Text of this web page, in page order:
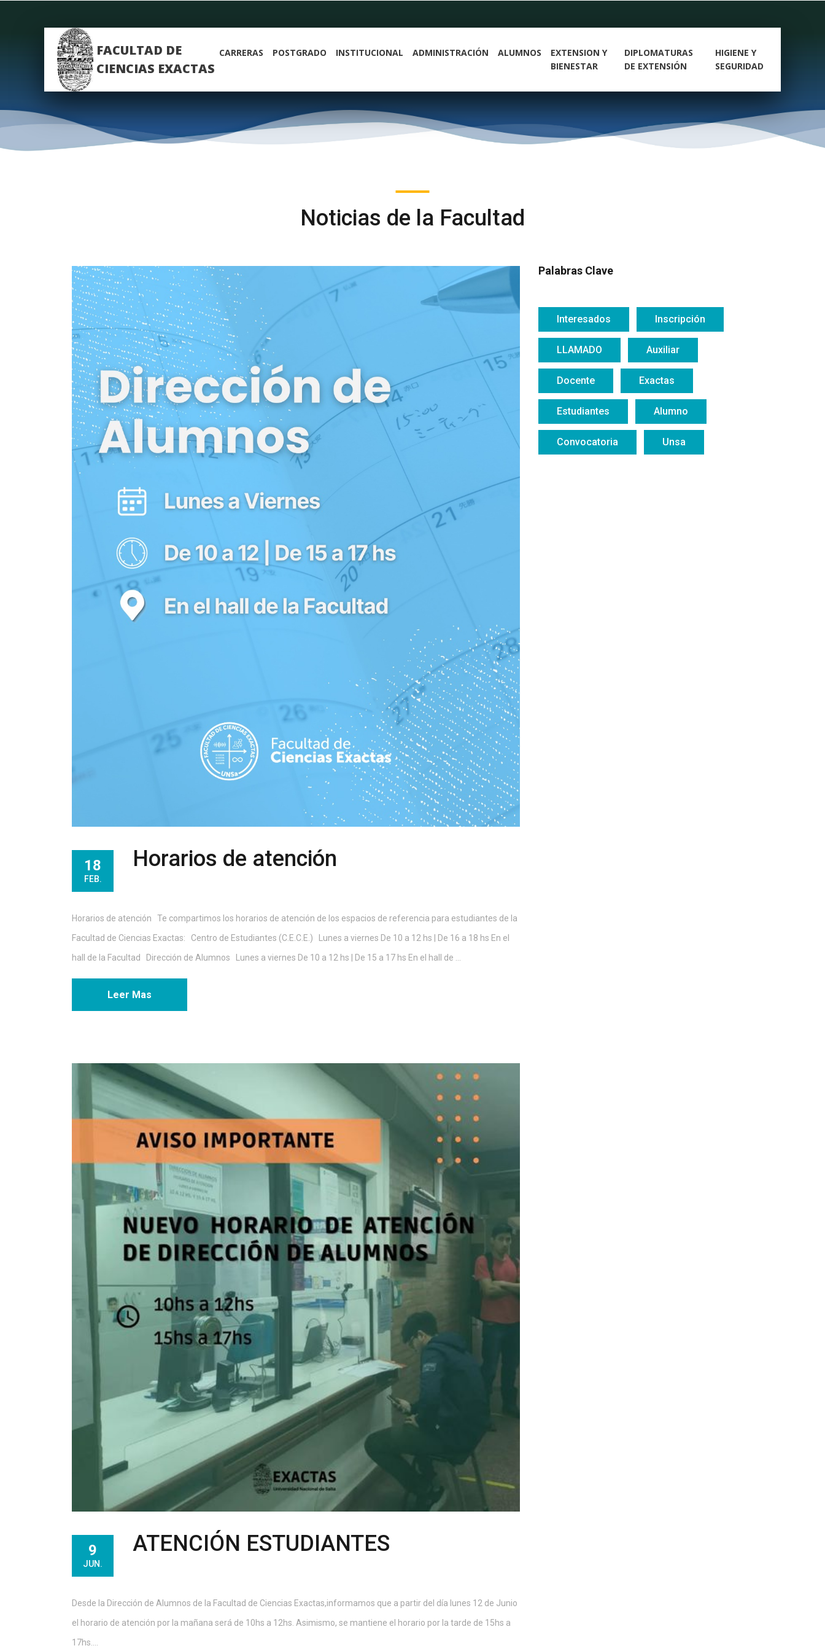
FACULTAD DE
CIENCIAS EXACTAS
CARRERAS POSTGRADO INSTITUCIONAL ADMINISTRACIÓN ALUMNOS
EXTENSION Y
BIENESTAR
DIPLOMATURAS
DE EXTENSIÓN
HIGIENE Y
SEGURIDAD
Noticias de la Facultad
18
FEB.
Horarios de atención
Horarios de atención Te compartimos los horarios de atención de los espacios de referencia para estudiantes de la
Facultad de Ciencias Exactas: Centro de Estudiantes (C.E.C.E.) Lunes a viernes De 10 a 12 hs | De 16 a 18 hs En el
hall de la Facultad Dirección de Alumnos Lunes a viernes De 10 a 12 hs | De 15 a 17 hs En el hall de ...
Leer Mas
9
JUN.
ATENCIÓN ESTUDIANTES
Desde la Dirección de Alumnos de la Facultad de Ciencias Exactas,informamos que a partir del día lunes 12 de Junio
el horario de atención por la mañana será de 10hs a 12hs. Asimismo, se mantiene el horario por la tarde de 15hs a
17hs....
Palabras Clave
Interesados Inscripción
LLAMADO Auxiliar
Docente Exactas
Estudiantes Alumno
Convocatoria Unsa